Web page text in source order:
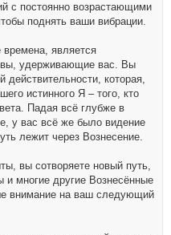
с постоянно возрастающими
поднять ваши вибрации.
является
удерживающие вас. Вы
действительности, которая,
истинного Я – того, кто
Падая всё глубже в
у вас всё же было видение
лежит через Вознесение.
вы сотворяете новый путь,
многие другие Вознесённые
внимание на ваш следующий